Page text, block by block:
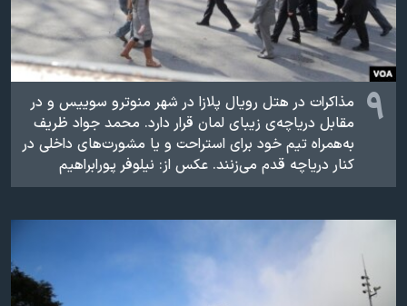
گالری عکس
آرشیو پخش زنده
اعتراضات زن، زندگی، آزادی
مجموعه مستندهای دادخواهی
تریبونال مردمی آبان ۹۸
دادگاه حمید نوری
چهل سال گروگان‌گیری
قانون شفافیت دارائی کادر رهبری ایران
اعتراضات مردمی آبان ۹۸
نرگس محمدی برنده جایزه نوبل صلح
۹
مذاکرات در هتل رویال پلازا در شهر منوترو سوییس و در
مقابل دریاچه‌ی زیبای لمان قرار دارد. محمد جواد ظريف
به‌همراه تیم خود برای استراحت و یا مشورت‌های داخلی در
کنار دریاچه قدم می‌زنند. عکس از: نيلوفر پورابراهيم